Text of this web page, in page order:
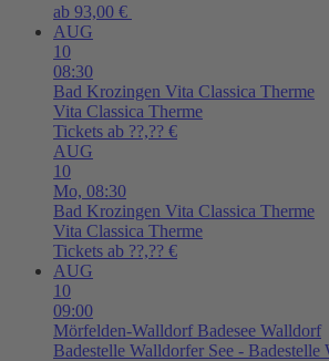
ab 93,00 €
AUG
10
08:30
Bad Krozingen Vita Classica Therme
Vita Classica Therme
Tickets ab ??,?? €
AUG
10
Mo, 08:30
Bad Krozingen Vita Classica Therme
Vita Classica Therme
Tickets ab ??,?? €
AUG
10
09:00
Mörfelden-Walldorf Badesee Walldorf
Badestelle Walldorfer See - Badestelle